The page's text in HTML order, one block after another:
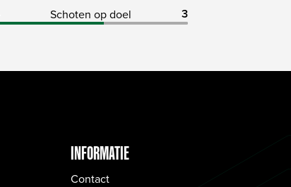
Schoten op doel 3
INFORMATIE
Contact